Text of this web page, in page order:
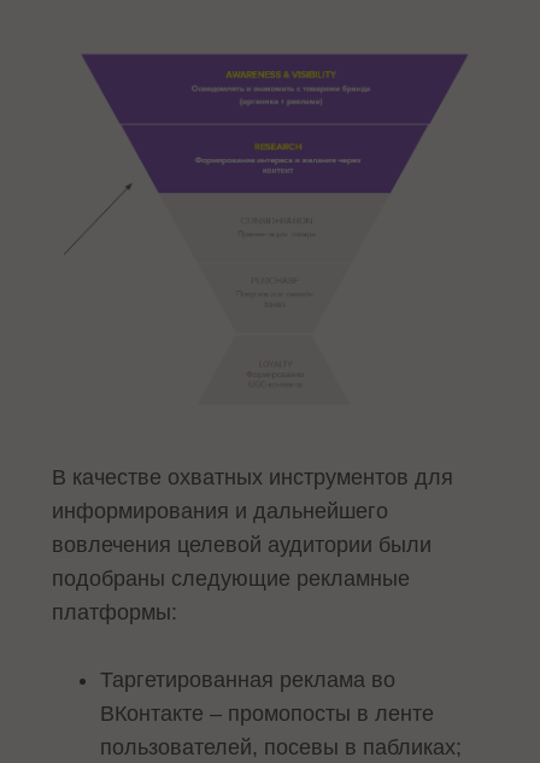
В качестве охватных инструментов для
информирования и дальнейшего
вовлечения целевой аудитории были
подобраны следующие рекламные
платформы:
Таргетированная реклама во
ВКонтакте – промопосты в ленте
пользователей, посевы в пабликах;